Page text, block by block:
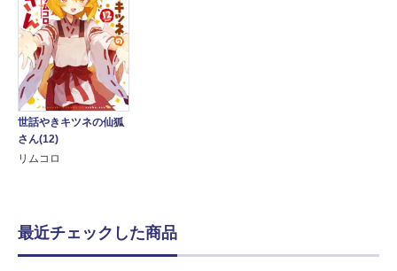
世話やきキツネの仙狐
さん(12)
リムコロ
最近チェックした商品